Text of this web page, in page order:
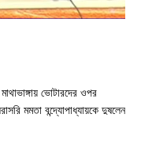
মাথাভাঙ্গায় ভোটারদের ওপর
মমতা বন্দ্যোপাধ্যায়কে দুষলেন